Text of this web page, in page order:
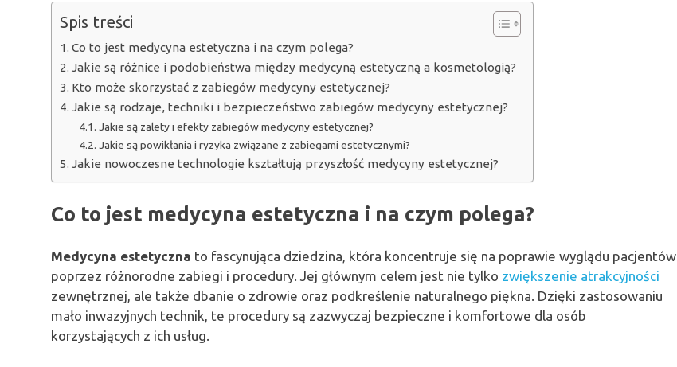
Spis treści
Co to jest medycyna estetyczna i na czym polega?
Jakie są różnice i podobieństwa między medycyną estetyczną a kosmetologią?
Kto może skorzystać z zabiegów medycyny estetycznej?
Jakie są rodzaje, techniki i bezpieczeństwo zabiegów medycyny estetycznej?
Jakie są zalety i efekty zabiegów medycyny estetycznej?
Jakie są powikłania i ryzyka związane z zabiegami estetycznymi?
Jakie nowoczesne technologie kształtują przyszłość medycyny estetycznej?
Co to jest medycyna estetyczna i na czym polega?
Medycyna estetyczna to fascynująca dziedzina, która koncentruje się na poprawie wyglądu pacjentów
poprzez różnorodne zabiegi i procedury. Jej głównym celem jest nie tylko zwiększenie atrakcyjności
zewnętrznej, ale także dbanie o zdrowie oraz podkreślenie naturalnego piękna. Dzięki zastosowaniu
mało inwazyjnych technik, te procedury są zazwyczaj bezpieczne i komfortowe dla osób
korzystających z ich usług.